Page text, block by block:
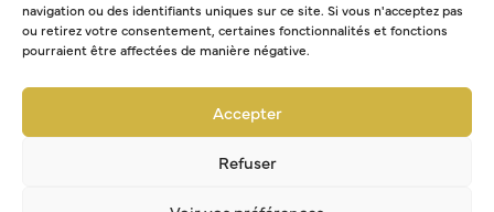
navigation ou des identifiants uniques sur ce site. Si vous n'acceptez pas
ou retirez votre consentement, certaines fonctionnalités et fonctions
pourraient être affectées de manière négative.
Accepter
Refuser
Sélectionner une ou plusieurs listes :
Abonnement Agenda
Abonnement à la Lettre d'information